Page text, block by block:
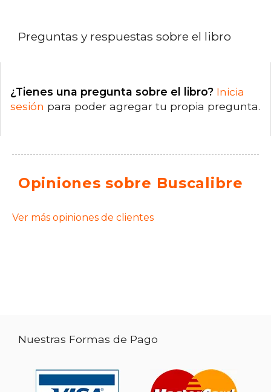
Preguntas y respuestas sobre el libro
¿Tienes una pregunta sobre el libro? Inicia
sesión para poder agregar tu propia pregunta.
Opiniones sobre Buscalibre
Ver más opiniones de clientes
Nuestras Formas de Pago